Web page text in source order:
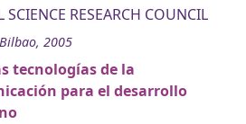
SCIENCE RESEARCH COUNCIL
2005
tecnologías de la
para el desarrollo